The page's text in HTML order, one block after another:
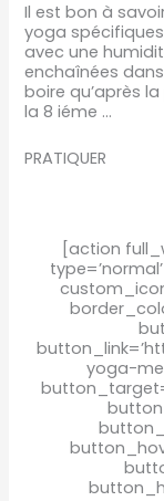
Il est bon à
yoga
avec une
enchaînées
boire qu’après
la 8 iéme …
PRATIQUER
[action
yoga-